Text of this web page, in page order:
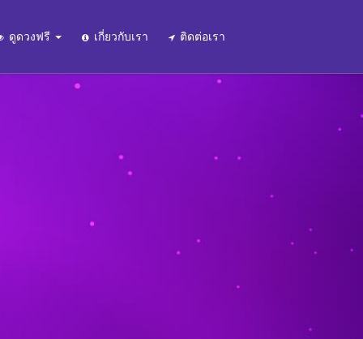
ดูดวงฟรี เกี่ยวกับเรา ติดต่อเรา